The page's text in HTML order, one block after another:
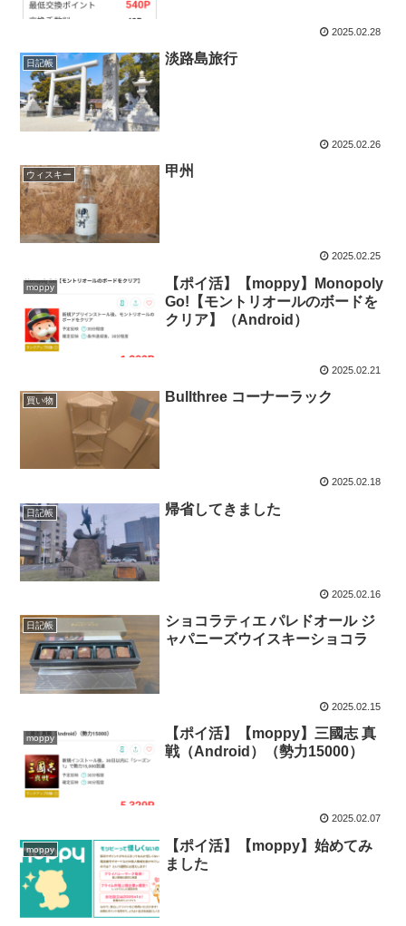
2025.02.28
日記帳 淡路島旅行
2025.02.26
ウィスキー 甲州
2025.02.25
moppy
【ポイ活】【moppy】Monopoly
Go!【モントリオールのボードを
クリア】（Android）
2025.02.21
買い物 Bullthree コーナーラック
2025.02.18
日記帳 帰省してきました
2025.02.16
日記帳
ショコラティエ パレドオール ジ
ャパニーズウイスキーショコラ
2025.02.15
moppy
【ポイ活】【moppy】三國志 真
戦（Android）（勢力15000）
2025.02.07
moppy
【ポイ活】【moppy】始めてみ
ました